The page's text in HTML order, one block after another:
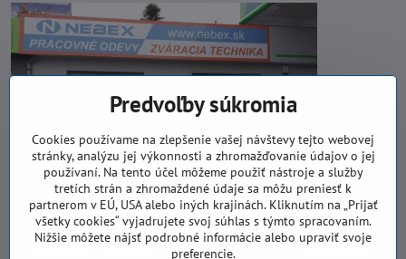
Predvoľby súkromia
Cookies používame na zlepšenie vašej návštevy tejto webovej
stránky, analýzu jej výkonnosti a zhromažďovanie údajov o jej
používaní. Na tento účel môžeme použiť nástroje a služby
tretích strán a zhromaždené údaje sa môžu preniesť k
partnerom v EÚ, USA alebo iných krajinách. Kliknutím na „Prijať
všetky cookies“ vyjadrujete svoj súhlas s týmto spracovaním.
Nižšie môžete nájsť podrobné informácie alebo upraviť svoje
preferencie.